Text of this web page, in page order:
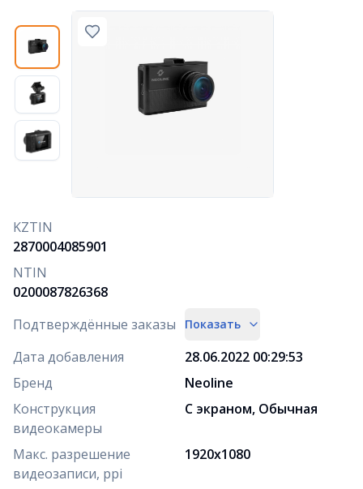
KZTIN
2870004085901
NTIN
0200087826368
Подтверждённые заказы
Показать
Дата добавления
28.06.2022 00:29:53
Бренд
Neoline
Конструкция
видеокамеры
С экраном, Обычная
Макс. разрешение
видеозаписи, ppi
1920x1080